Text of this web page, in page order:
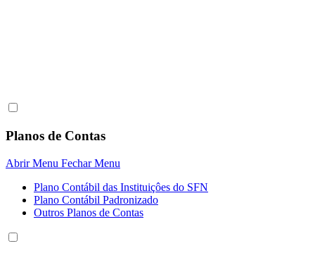
Planos de Contas
Abrir Menu Fechar Menu
Plano Contábil das Instituiçôes do SFN
Plano Contábil Padronizado
Outros Planos de Contas